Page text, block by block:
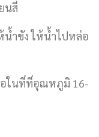
นสี
ำขัง ให้น้ำไปหล่อ
อในที่ที่อุณหภูมิ 16-